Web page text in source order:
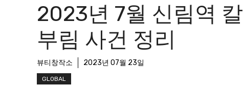
2023년 7월 신림역 칼
부림 사건 정리
뷰티창작소 2023년 07월 23일
GLOBAL